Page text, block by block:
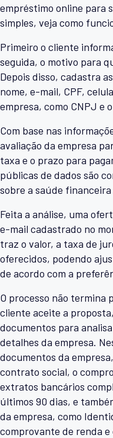
empréstimo online para
simples, veja como
Primeiro o cliente
seguida, o motivo para
Depois disso, cadastra
nome, e-mail, CPF,
empresa, como CNPJ e
Com base nas
avaliação da empresa
taxa e o prazo para
públicas de dados são
sobre a saúde
Feita a análise, uma
e-mail cadastrado no
traz o valor, a taxa de
oferecidos, podendo
de acordo com a
O processo não termina
cliente aceite a
documentos para
detalhes da empresa.
documentos da
contrato social, o
extratos bancários
últimos 90 dias, e
da empresa, como
comprovante de renda